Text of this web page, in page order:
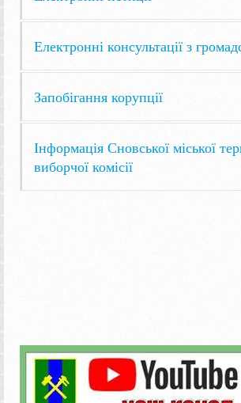
Електронні консультації з
Запобігання корупції
Інформація Сновської міської
виборчої комісії